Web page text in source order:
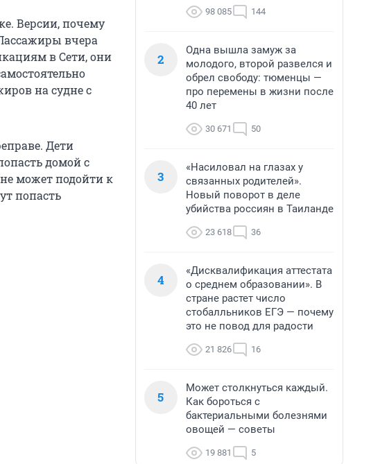
Версии, почему
вчера
в Сети, они
на судне с
Дети
домой с
может подойти к
попасть
98 085 144
2
Одна вышла замуж за
молодого, второй развелся и
обрел свободу: тюменцы —
про перемены в жизни после
40 лет
30 671 50
3
«Насиловал на глазах у
связанных родителей».
Новый поворот в деле
убийства россиян в Таиланде
23 618 36
4
«Дисквалификация аттестата
о среднем образовании». В
стране растет число
стобалльников ЕГЭ — почему
это не повод для радости
21 826 16
5
Может столкнуться каждый.
Как бороться с
бактериальными болезнями
овощей — советы
19 881 5